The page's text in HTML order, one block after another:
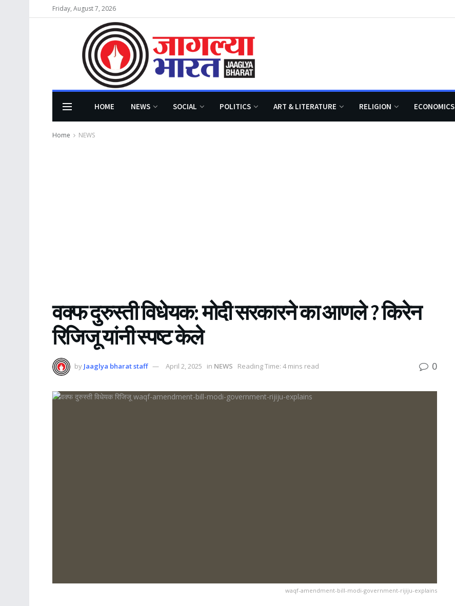
Friday, August 7, 2026
HOME NEWS SOCIAL POLITICS ART & LITERATURE RELIGION ECONOMICS
Home NEWS
वक्फ दुरुस्ती विधेयक: मोदी सरकारने का आणले ? किरेन
रिजिजू यांनी स्पष्ट केले
by Jaaglya bharat staff April 2, 2025 in NEWS Reading Time: 4 mins read 0
waqf-amendment-bill-modi-government-rijiju-explains